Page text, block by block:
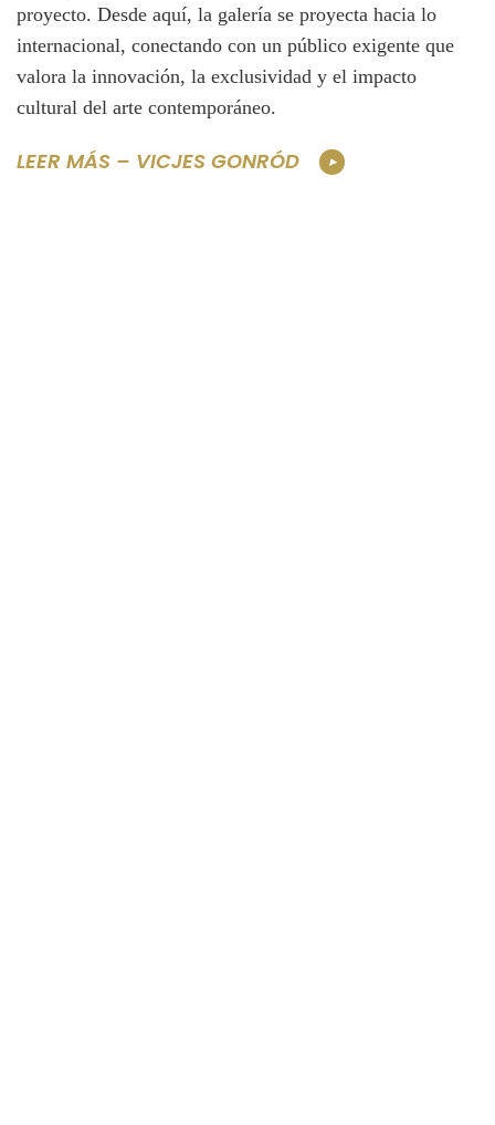
proyecto. Desde aquí, la galería se proyecta hacia lo
internacional, conectando con un público exigente que
valora la innovación, la exclusividad y el impacto
cultural del arte contemporáneo.
LEER MÁS – VICJES GONRÓD